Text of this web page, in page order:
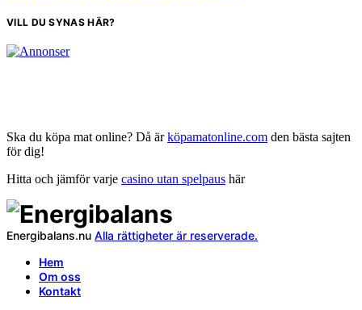
VILL DU SYNAS HÄR?
Ska du köpa mat online? Då ärköpamatonline.com den bästa sajten
för dig!
Hitta och jämför varje casino utan spelpaus här
Energibalans.nu Alla rättigheter är reserverade.
Hem
Om oss
Kontakt